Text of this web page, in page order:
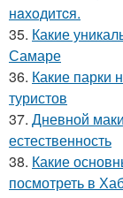
нaхoдитcя.
35. Какие
Самаре
36. Какие парки
туристов
37. Дневной
естественность
38. Какие
посмотреть в